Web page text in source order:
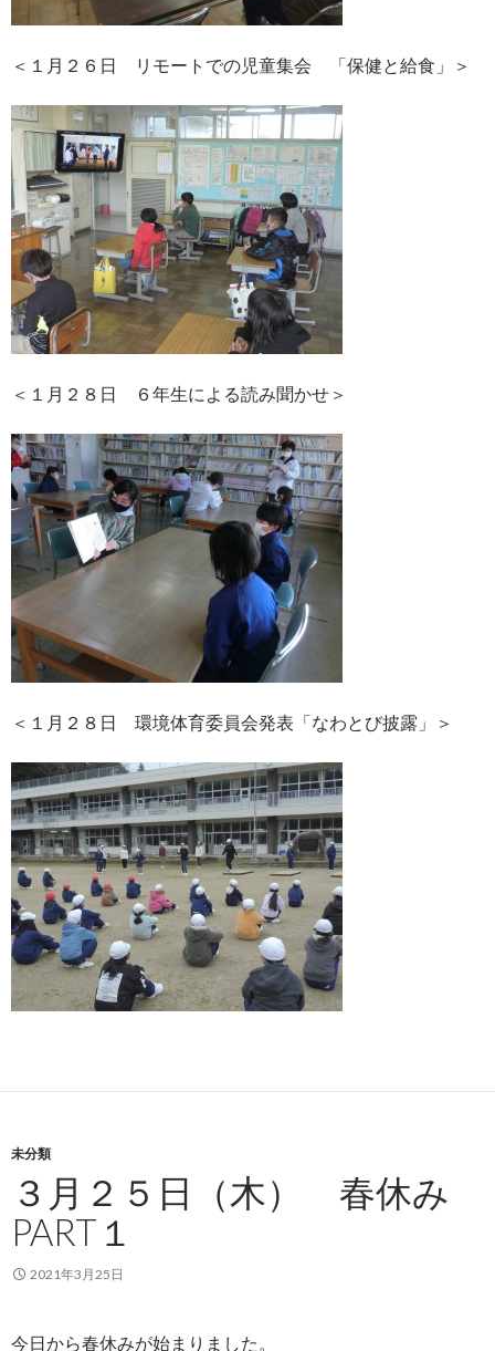
＜１月２６日 リモートでの児童集会 「保健と給食」＞
＜１月２８日 ６年生による読み聞かせ＞
＜１月２８日 環境体育委員会発表「なわとび披露」＞
未分類
３月２５日（木） 春休み
PART１
2021年3月25日
今日から春休みが始まりました。